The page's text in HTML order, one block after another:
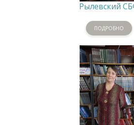
Рылевский
ПОДРОБНО